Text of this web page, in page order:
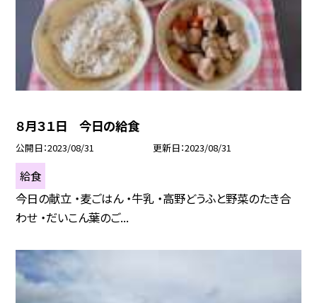
８月３１日 今日の給食
公開日 2023/08/31 更新日 2023/08/31
給食
今日の献立 ・麦ごはん ・牛乳 ・高野どうふと野菜のたき合
わせ ・だいこん葉のご...